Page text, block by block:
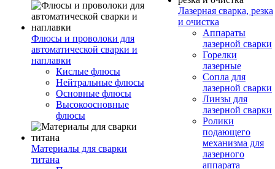
Флюсы и проволоки для
автоматической сварки и
наплавки
Кислые флюсы
Нейтральные флюсы
Основные флюсы
Высокоосновные
флюсы
Материалы для сварки
титана
Лазерная сварка, резка
и очистка
Аппараты
лазерной сварки
Горелки
лазерные
Сопла для
лазерной сварки
Линзы для
лазерной сварки
Ролики
подающего
механизма для
лазерного
аппарата